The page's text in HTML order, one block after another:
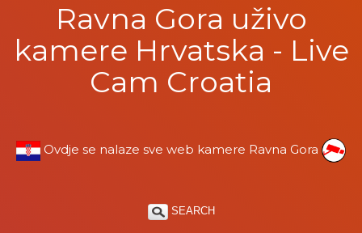
Ravna Gora uživo
kamere Hrvatska - Live
Cam Croatia
Ovdje se nalaze sve web kamere Ravna Gora
SEARCH